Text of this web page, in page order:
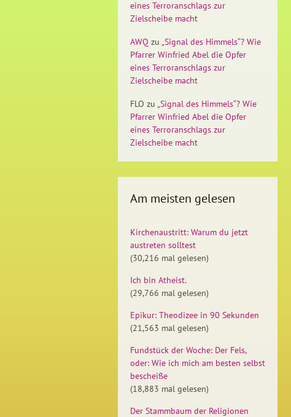
eines Terroranschlags zur
Zielscheibe macht
AWQ zu „Signal des Himmels“? Wie
Pfarrer Winfried Abel die Opfer
eines Terroranschlags zur
Zielscheibe macht
FLO zu „Signal des Himmels“? Wie
Pfarrer Winfried Abel die Opfer
eines Terroranschlags zur
Zielscheibe macht
Am meisten gelesen
Kirchenaustritt: Warum du jetzt
austreten solltest
(30,216 mal gelesen)
Ich bin Atheist.
(29,766 mal gelesen)
Epikur: Theodizee in 90 Sekunden
(21,563 mal gelesen)
Fundstück der Woche: Der Fels,
oder: Wie ich mich am besten selbst
bescheiße
(18,883 mal gelesen)
Der Stammbaum der Religionen